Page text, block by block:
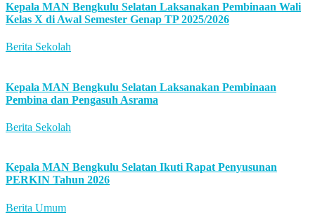
Kepala MAN Bengkulu Selatan Laksanakan Pembinaan Wali
Kelas X di Awal Semester Genap TP 2025/2026
Berita Sekolah
Kepala MAN Bengkulu Selatan Laksanakan Pembinaan
Pembina dan Pengasuh Asrama
Berita Sekolah
Kepala MAN Bengkulu Selatan Ikuti Rapat Penyusunan
PERKIN Tahun 2026
Berita Umum